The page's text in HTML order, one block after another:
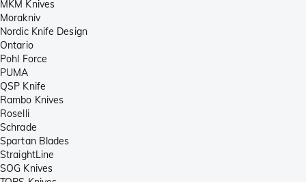
MKM Knives
Morakniv
Nordic Knife Design
Ontario
Pohl Force
PUMA
QSP Knife
Rambo Knives
Roselli
Schrade
Spartan Blades
StraightLine
SOG Knives